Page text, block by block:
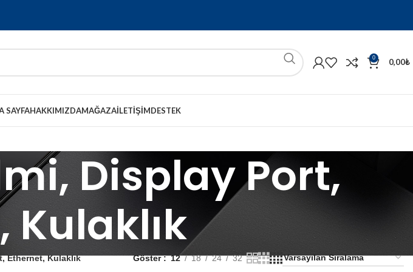
0 0,00₺
SAYFAHAKKIMIZDAMAĞAZAİLETIŞIMDESTEK
Display Port,
Kulaklık
Ethernet, Kulaklık Göster 12 18 24 32